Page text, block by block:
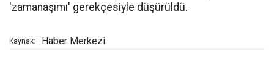
'zamanaşımı' gerekçesiyle düşürüldü.
Kaynak: Haber Merkezi